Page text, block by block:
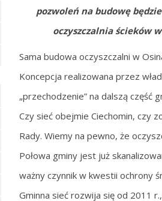
pozwoleń na budowę
oczyszczalnia ścieków
Sama budowa oczyszczalni w
Koncepcja realizowana przez
„przechodzenie” na dalszą część
Czy sieć obejmie Ciechomin, czy
Rady. Wiemy na pewno, że
Połowa gminy jest już
ważny czynnik w kwestii ochrony
Gminna sieć rozwija się od 2011